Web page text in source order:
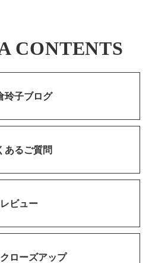
CONTENTS
玲子ブログ
あるご質問
レビュー
クローズアップ